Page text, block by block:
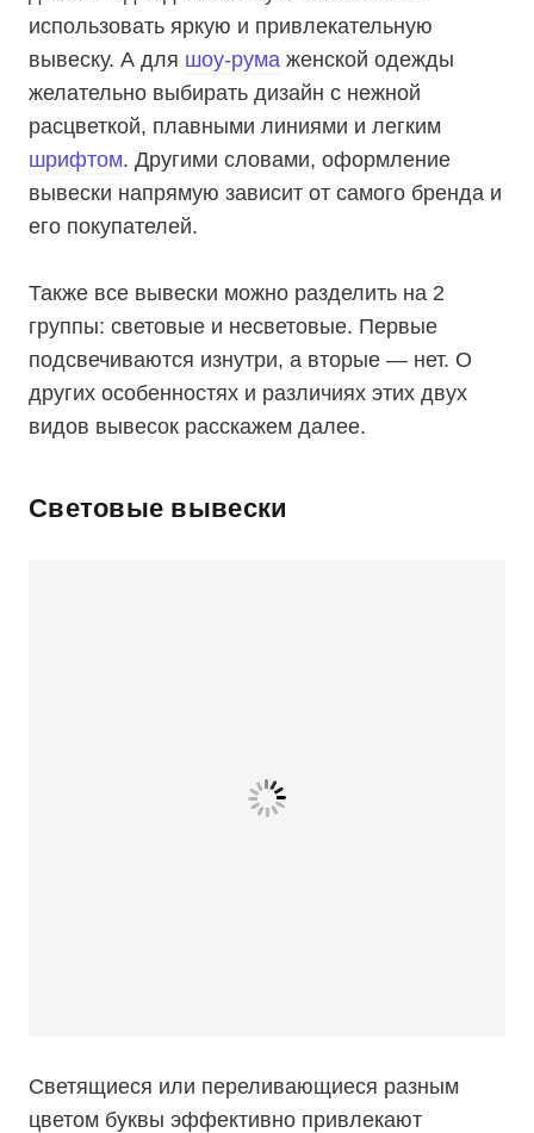
использовать яркую и привлекательную
вывеску. А для шоу-рума женской одежды
желательно выбирать дизайн с нежной
расцветкой, плавными линиями и легким
шрифтом. Другими словами, оформление
вывески напрямую зависит от самого бренда и
его покупателей.
Также все вывески можно разделить на 2
группы: световые и несветовые. Первые
подсвечиваются изнутри, а вторые — нет. О
других особенностях и различиях этих двух
видов вывесок расскажем далее.
Световые вывески
Светящиеся или переливающиеся разным
цветом буквы эффективно привлекают